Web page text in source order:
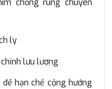
chống rung chuyên
ly
lưu lượng
hạn chế cộng hưởng